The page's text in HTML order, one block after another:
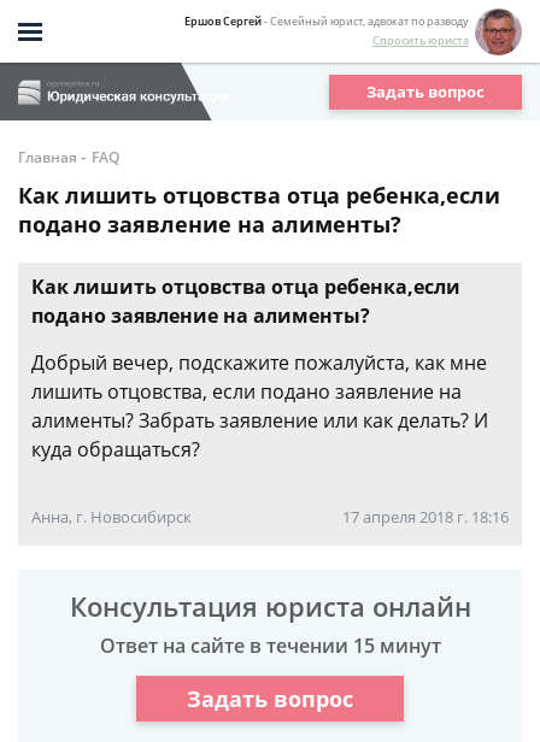
Ершов Сергей- Семейный юрист, адвокат по разводу
Спросить юриста
Задать вопрос
Главная - FAQ
Как лишить отцовства отца ребенка,если
подано заявление на алименты?
Как лишить отцовства отца ребенка,если
подано заявление на алименты?
Добрый вечер, подскажите пожалуйста, как мне
лишить отцовства, если подано заявление на
алименты? Забрать заявление или как делать? И
куда обращаться?
Анна, г. Новосибирск 17 апреля 2018 г. 18:16
Консультация юриста онлайн
Ответ на сайте в течении 15 минут
Задать вопрос